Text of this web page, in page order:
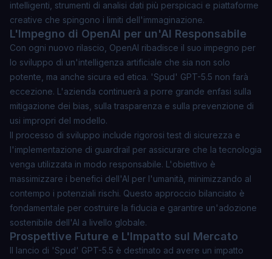
intelligenti, strumenti di analisi dati più perspicaci e piattaforme
creative che spingono i limiti dell'immaginazione.
L'Impegno di OpenAI per un'AI Responsabile
Con ogni nuovo rilascio, OpenAI ribadisce il suo impegno per
lo sviluppo di un'intelligenza artificiale che sia non solo
potente, ma anche sicura ed etica. 'Spud' GPT-5.5 non farà
eccezione. L'azienda continuerà a porre grande enfasi sulla
mitigazione dei bias, sulla trasparenza e sulla prevenzione di
usi impropri del modello.
Il processo di sviluppo include rigorosi test di sicurezza e
l'implementazione di guardrail per assicurare che la tecnologia
venga utilizzata in modo responsabile. L'obiettivo è
massimizzare i benefici dell'AI per l'umanità, minimizzando al
contempo i potenziali rischi. Questo approccio bilanciato è
fondamentale per costruire la fiducia e garantire un'adozione
sostenibile dell'AI a livello globale.
Prospettive Future e L'Impatto sul Mercato
Il lancio di 'Spud' GPT-5.5 è destinato ad avere un impatto